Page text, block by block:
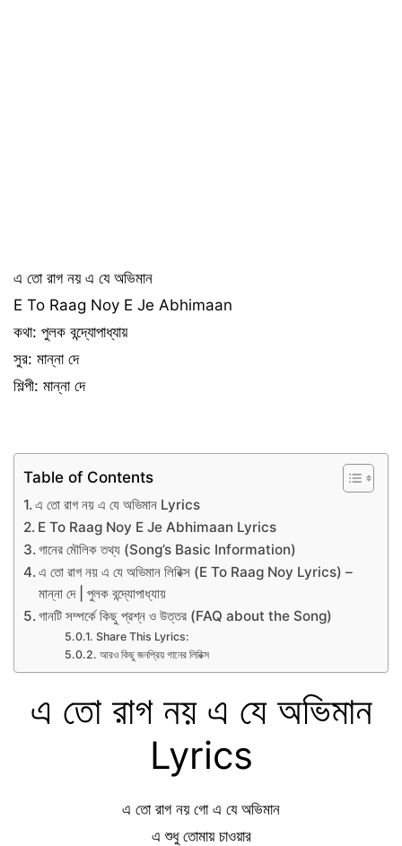
এ তো রাগ নয় এ যে অভিমান
E To Raag Noy E Je Abhimaan
কথা: পুলক বন্দ্যোপাধ্যায়
সুর: মান্না দে
শিল্পী: মান্না দে
Table of Contents
এ তো রাগ নয় এ যে অভিমান Lyrics
E To Raag Noy E Je Abhimaan Lyrics
গানের মৌলিক তথ্য (Song’s Basic Information)
এ তো রাগ নয় এ যে অভিমান লিরিক্স (E To Raag Noy Lyrics) –
মান্না দে | পুলক বন্দ্যোপাধ্যায়
গানটি সম্পর্কে কিছু প্রশ্ন ও উত্তর (FAQ about the Song)
Share This Lyrics:
আরও কিছু জনপ্রিয় গানের লিরিক্স
এ তো রাগ নয় এ যে অভিমান
Lyrics
এ তো রাগ নয় গো এ যে অভিমান
এ শুধু তোমায় চাওয়ার